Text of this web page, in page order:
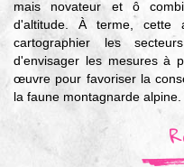
mais novateur et ô
d'altitude. À terme, cette
cartographier les
d'envisager les mesures à
œuvre pour favoriser la
la faune montagnarde alpine.